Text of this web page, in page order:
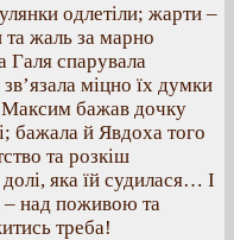
одлетіли; жарти –
жаль за марно
Галя спарувала
міцно їх думки
Максим бажав дочку
бажала й Явдоха того
та розкіш
долі, яка їй судилася… І
– над поживою та
треба!